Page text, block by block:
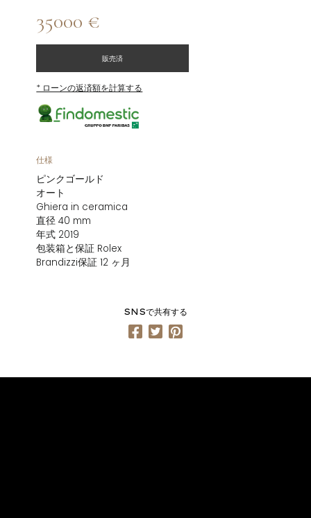
35000 €
販売済
* ローンの返済額を計算する
仕様
ピンクゴールド
オート
Ghiera in ceramica
直径 40 mm
年式 2019
包装箱と保証 Rolex
Brandizzi保証 12 ヶ月
SNSで共有する